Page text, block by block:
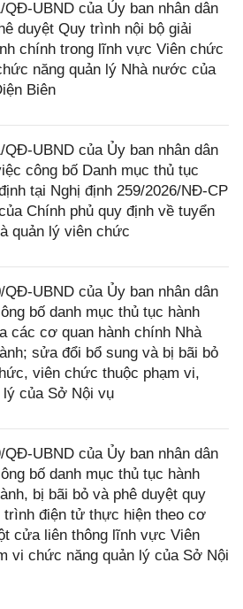
QĐ-UBND của Ủy ban nhân dân
duyệt Quy trình nội bộ giải
chính trong lĩnh vực Viên chức
năng quản lý Nhà nước của
Biên
QĐ-UBND của Ủy ban nhân dân
công bố Danh mục thủ tục
tại Nghị định 259/2026/NĐ-CP
Chính phủ quy định về tuyển
quản lý viên chức
QĐ-UBND của Ủy ban nhân dân
bố danh mục thủ tục hành
các cơ quan hành chính Nhà
sửa đổi bổ sung và bị bãi bỏ
viên chức thuộc phạm vi,
của Sở Nội vụ
QĐ-UBND của Ủy ban nhân dân
bố danh mục thủ tục hành
bị bãi bỏ và phê duyệt quy
trình điện tử thực hiện theo cơ
cửa liên thông lĩnh vực Viên
vi chức năng quản lý của Sở Nội